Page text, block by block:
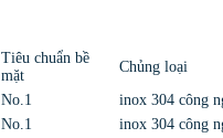
Tiêu chuẩn bề
mặt
Chủng loại
No.1
inox 304 công
No.1
inox 304 công